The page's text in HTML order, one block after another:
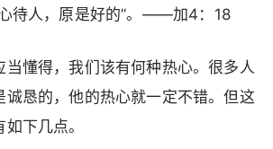
待人，原是好的”。——加4：18
当懂得，我们该有何种热心。很多人
诚恳的，他的热心就一定不错。但这
下几点。